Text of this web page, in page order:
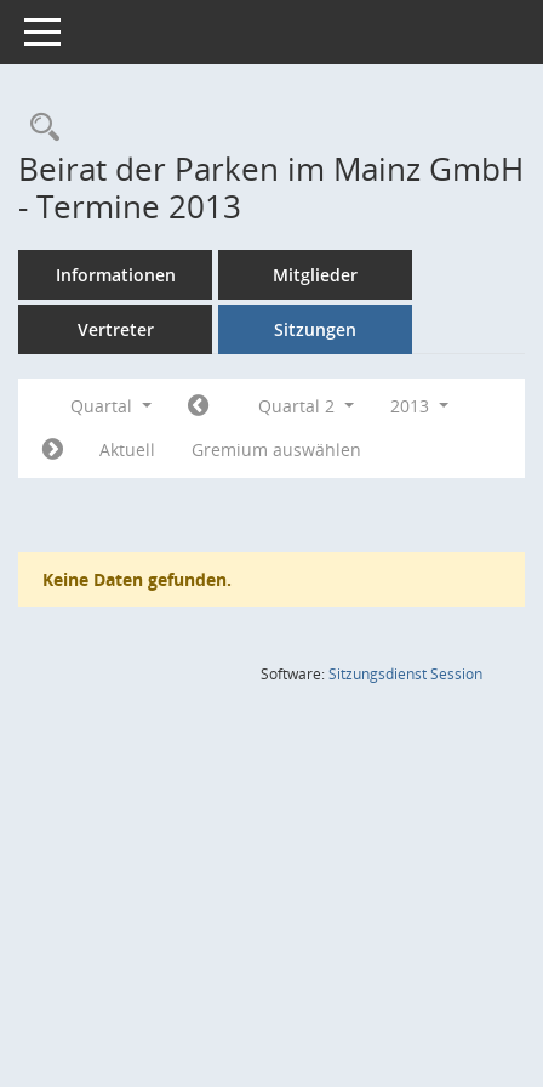
Toggle navigation
Rechercheauswahl
Beirat der Parken im Mainz GmbH
- Termine 2013
Informationen Mitglieder
Vertreter Sitzungen
Quartal Quartal 2
2013
Aktuell
Gremium auswählen
Keine Daten gefunden.
Software:SitzungsdienstSession(Wird in